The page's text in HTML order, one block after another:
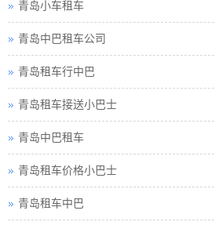
青岛中巴租车公司
青岛租车行中巴
青岛租车接送小巴士
青岛中巴租车
青岛租车价格小巴士
青岛租车中巴
青岛巴士租车